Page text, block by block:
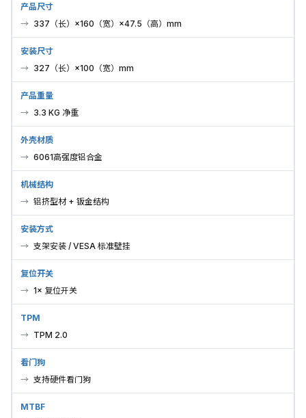
产品尺寸
337（长）×160（宽）×47.5（高）mm
安装尺寸
327（长）×100（宽）mm
产品重量
3.3 KG 净重
外壳材质
6061高强度铝合金
机械结构
铝挤型材 + 钣金结构
安装方式
支架安装 / VESA 标准壁挂
复位开关
1× 复位开关
TPM
TPM 2.0
看门狗
支持硬件看门狗
MTBF